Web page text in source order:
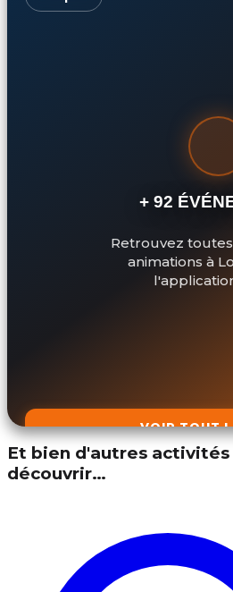
+ 92
Retrouvez
animations à
VOIR TOUT
Et bien d'autres
découvrir…